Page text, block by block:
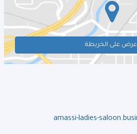
على الخريطة
amassi-ladies-